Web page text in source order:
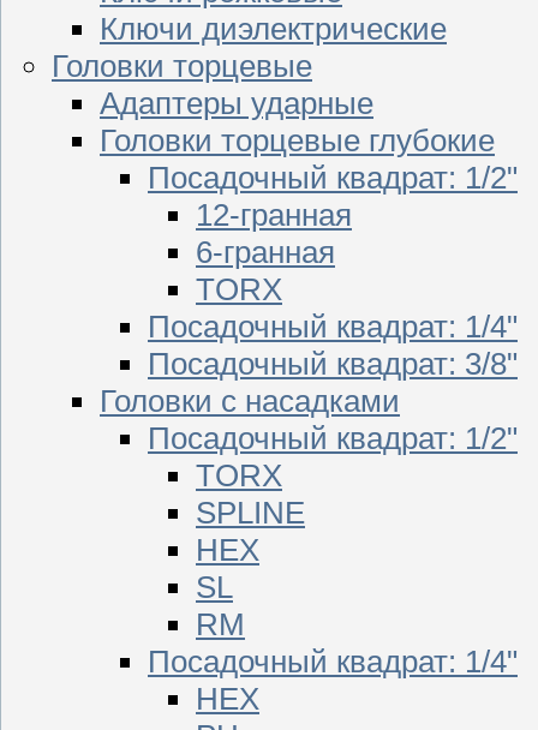
Ключи диэлектрические
Головки торцевые
Адаптеры ударные
Головки торцевые глубокие
Посадочный квадрат: 1/2"
12-гранная
6-гранная
TORX
Посадочный квадрат: 1/4"
Посадочный квадрат: 3/8"
Головки с насадками
Посадочный квадрат: 1/2"
TORX
SPLINE
HEX
SL
RM
Посадочный квадрат: 1/4"
HEX